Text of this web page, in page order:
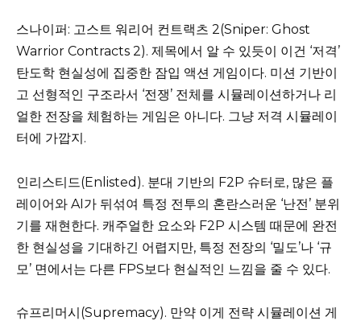
스나이퍼: 고스트 워리어 컨트랙츠 2(Sniper: Ghost
Warrior Contracts 2). 제목에서 알 수 있듯이 이건 ‘저격’
탄도학 현실성에 집중한 잠입 액션 게임이다. 미션 기반이
고 선형적인 구조라서 ‘전쟁’ 전체를 시뮬레이션하거나 리
얼한 전장을 체험하는 게임은 아니다. 그냥 저격 시뮬레이
터에 가깝지.
인리스티드(Enlisted). 분대 기반의 F2P 슈터로, 많은 플
레이어와 AI가 뒤섞여 특정 전투의 혼란스러운 ‘난전’ 분위
기를 재현한다. 캐주얼한 요소와 F2P 시스템 때문에 완전
한 현실성을 기대하긴 어렵지만, 특정 전장의 ‘밀도’나 ‘규
모’ 면에서는 다른 FPS보다 현실적인 느낌을 줄 수 있다.
슈프리머시(Supremacy). 만약 이게 전략 시뮬레이션 게